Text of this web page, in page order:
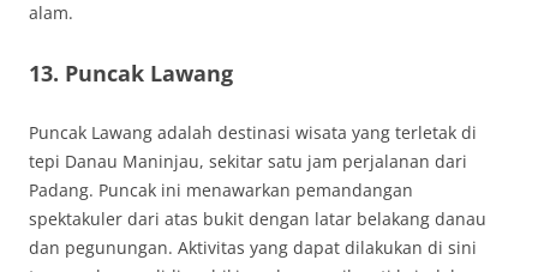
alam.
13. Puncak Lawang
Puncak Lawang adalah destinasi wisata yang terletak di
tepi Danau Maninjau, sekitar satu jam perjalanan dari
Padang. Puncak ini menawarkan pemandangan
spektakuler dari atas bukit dengan latar belakang danau
dan pegunungan. Aktivitas yang dapat dilakukan di sini